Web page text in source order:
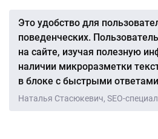
Это удобство для
поведенческих.
на сайте, изучая полезную
наличии микроразметки
в блоке с быстрыми
Наталья Стасюкевич, SEO-